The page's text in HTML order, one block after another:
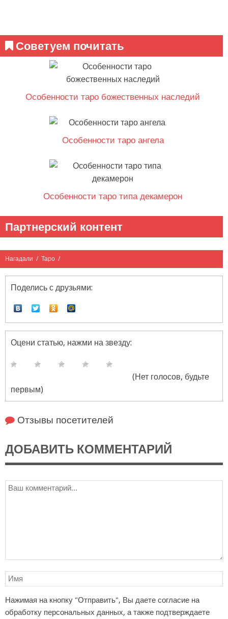
Советуем почитать
Особенности таро божественных наследий
Особенности таро ангела
Особенности таро типа декамерон
Партнерский контент
Нагадали / Таро /
Поделись с друзьями:
Оцени статью, нажми на звезду:
(Нет голосов, будьте
первым)
Отзывы посетителей
ДОБАВИТЬ КОММЕНТАРИЙ
Нажимая на кнопку "Отправить", Вы даете согласие на
обработку персональных данных, а также подтверждаете